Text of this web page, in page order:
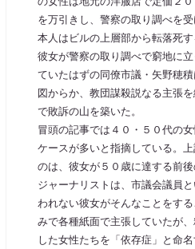
を万引きし、警察の取り調べを
本人はビルの上層部から転落死す
彼女が警察の取り調べで窮地に
ていたはずの同僚市議・矢野穂
図からか、教団謀殺説なる主張
で敗訴の山を築いた。
冒頭の記事では４０・５０代の
ケースが多いと指摘している。
のは、彼女が５０歳に達する前
ジャーナリストは、市議会議員
われない彼女がそんなことをす
みで各種紙面で主張していたが
した女性たちを「依存症」と命